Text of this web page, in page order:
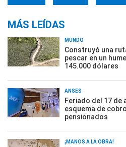
MÁS LEÍDAS
MUNDO
Construyó una
pescar en un
145.000 dólares
ANSES
Feriado del 17 de
esquema de
pensionados
¡MANOS A LA OBRA!